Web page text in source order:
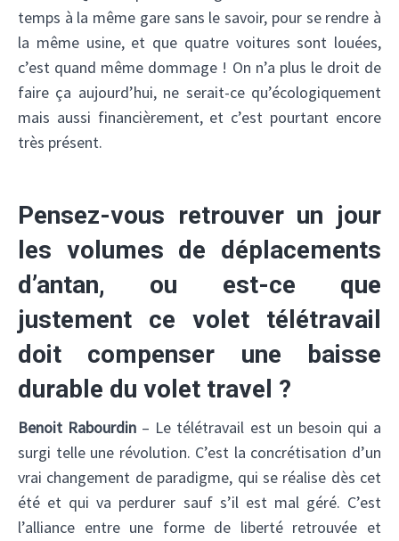
temps à la même gare sans le savoir, pour se rendre à
la même usine, et que quatre voitures sont louées,
c’est quand même dommage ! On n’a plus le droit de
faire ça aujourd’hui, ne serait-ce qu’écologiquement
mais aussi financièrement, et c’est pourtant encore
très présent.
Pensez-vous retrouver un jour
les volumes de déplacements
d’antan, ou est-ce que
justement ce volet télétravail
doit compenser une baisse
durable du volet travel ?
Benoit Rabourdin – Le télétravail est un besoin qui a
surgi telle une révolution. C’est la concrétisation d’un
vrai changement de paradigme, qui se réalise dès cet
été et qui va perdurer sauf s’il est mal géré. C’est
l’alliance entre une forme de liberté retrouvée et